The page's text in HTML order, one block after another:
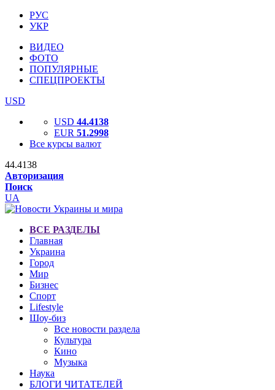
РУС
УКР
ВИДЕО
ФОТО
ПОПУЛЯРНЫЕ
СПЕЦПРОЕКТЫ
USD
USD 44.4138
EUR 51.2998
Все курсы валют
44.4138
Авторизация
Поиск
UA
ВСЕ РАЗДЕЛЫ
Главная
Украина
Город
Мир
Бизнес
Спорт
Lifestyle
Шоу-биз
Все новости раздела
Культура
Кино
Музыка
Наука
БЛОГИ ЧИТАТЕЛЕЙ